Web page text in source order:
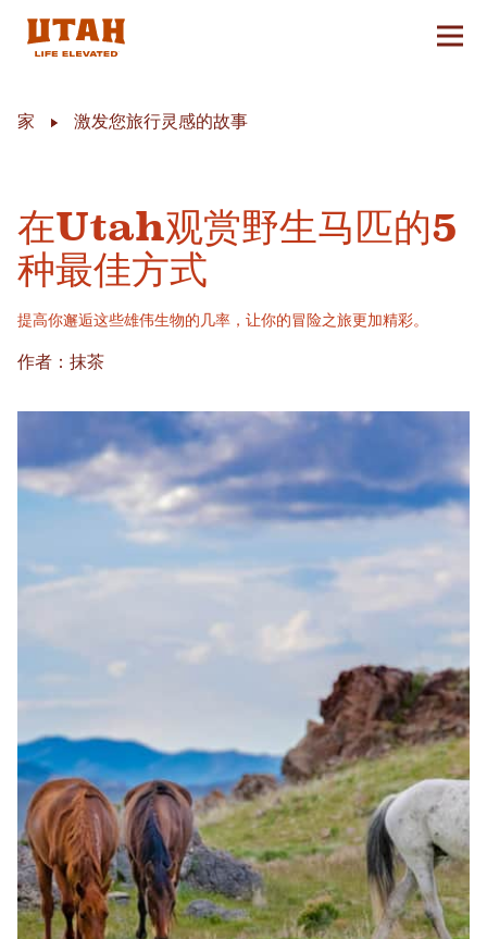
切换
家 激发您旅行灵感的故事
在Utah观赏野生马匹的5
种最佳方式
提高你邂逅这些雄伟生物的几率，让你的冒险之旅更加精彩。
作者：抹茶